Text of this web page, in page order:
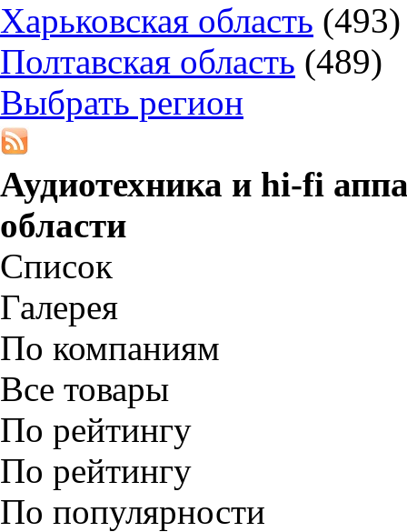
Харьковская область (493)
Полтавская область (489)
Выбрать регион
Аудиотехника и hi-fi
области
Список
Галерея
По компаниям
Все товары
По рейтингу
По рейтингу
По популярности